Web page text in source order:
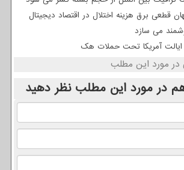
قطعی برق هزینه اختلال در اقتصاد دیجیتال
می سازد
آمریکا تحت حملات هک
در مورد این مطلب
در مورد این مطلب نظر دهید